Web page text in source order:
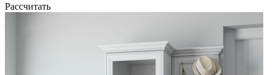
Рассчитать